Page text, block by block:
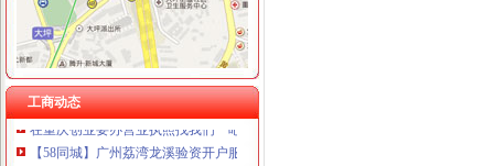
工商动态
龙溪怡景轩行李物流_物流运输_云商网产品信息
水上漂流_龙溪漂流_磐安龙溪漂流诚信经营-爱喇叭网
重庆工商年检：代办全重庆市各区县营业执照,增资、验资、方便,省
重庆营业执照代办公司,一站式重庆工商注册代办公司费用多少钱服
在重庆创业要办营业执照找我们**吧价格很优惠哦重庆工商年检今题网
【58同城】广州荔湾龙溪验资开户服务_验资开户公司_验资开户办理
广丰县龙溪飞移动代办站